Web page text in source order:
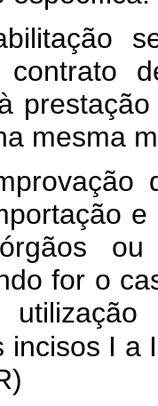
mesma
ou
for o
incisos I a